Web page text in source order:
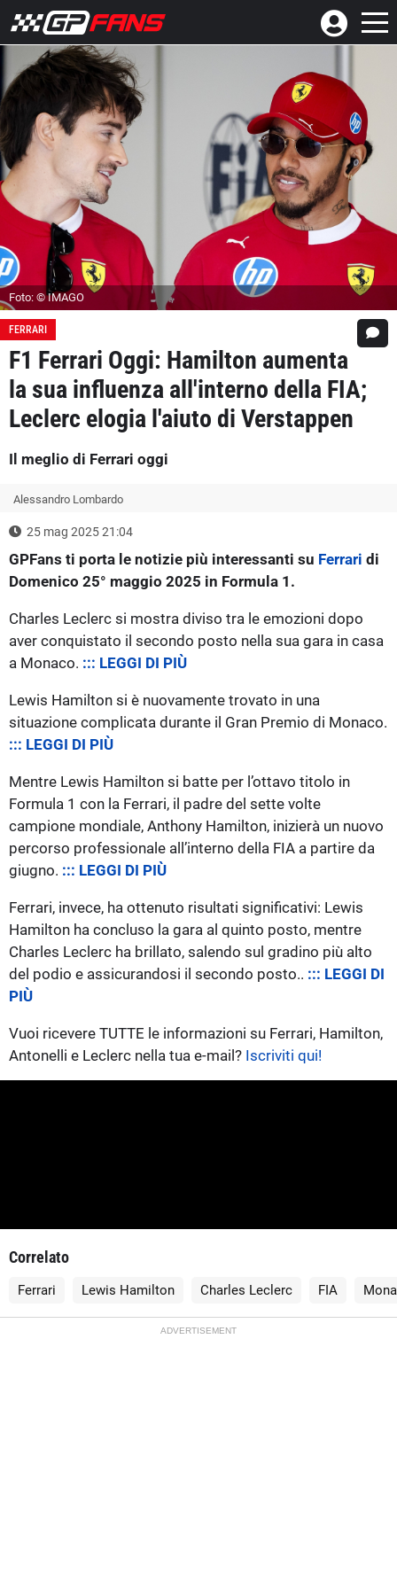
Foto: © IMAGO
FERRARI
F1 Ferrari Oggi: Hamilton aumenta
la sua influenza all'interno della FIA;
Leclerc elogia l'aiuto di Verstappen
Il meglio di Ferrari oggi
Alessandro Lombardo
25 mag 2025 21:04
GPFans ti porta le notizie più interessanti su Ferrari di
Domenico 25° maggio 2025 in Formula 1.
Charles Leclerc si mostra diviso tra le emozioni dopo
aver conquistato il secondo posto nella sua gara in casa
a Monaco. ::: LEGGI DI PIÙ
Lewis Hamilton si è nuovamente trovato in una
situazione complicata durante il Gran Premio di Monaco.
::: LEGGI DI PIÙ
Mentre Lewis Hamilton si batte per l’ottavo titolo in
Formula 1 con la Ferrari, il padre del sette volte
campione mondiale, Anthony Hamilton, inizierà un nuovo
percorso professionale all’interno della FIA a partire da
giugno. ::: LEGGI DI PIÙ
Ferrari, invece, ha ottenuto risultati significativi: Lewis
Hamilton ha concluso la gara al quinto posto, mentre
Charles Leclerc ha brillato, salendo sul gradino più alto
del podio e assicurandosi il secondo posto.. ::: LEGGI DI
PIÙ
Vuoi ricevere TUTTE le informazioni su Ferrari, Hamilton,
Antonelli e Leclerc nella tua e-mail? Iscriviti qui!
Correlato
Ferrari Lewis Hamilton Charles Leclerc FIA
ADVERTISEMENT